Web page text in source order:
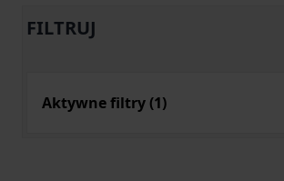
FILTRUJ
Aktywne filtry (1)